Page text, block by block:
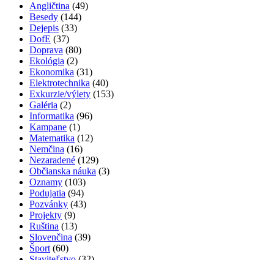
Angličtina (49)
Besedy (144)
Dejepis (33)
DofE (37)
Doprava (80)
Ekológia (2)
Ekonomika (31)
Elektrotechnika (40)
Exkurzie/výlety (153)
Galéria (2)
Informatika (96)
Kampane (1)
Matematika (12)
Nemčina (16)
Nezaradené (129)
Občianska náuka (3)
Oznamy (103)
Podujatia (94)
Pozvánky (43)
Projekty (9)
Ruština (13)
Slovenčina (39)
Šport(60)